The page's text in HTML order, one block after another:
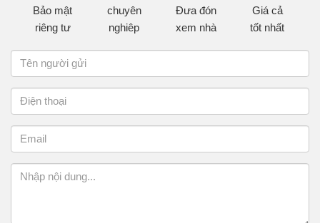
Bảo mật
riêng tư
chuyên
nghiêp
Đưa đón
xem nhà
Giá cả
tốt nhất